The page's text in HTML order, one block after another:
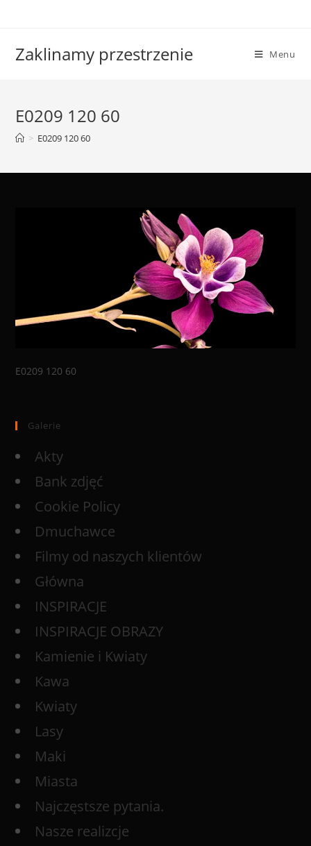
Zaklinamy przestrzenie Menu
E0209 120 60
> E0209 120 60
E0209 120 60
Galerie
Akty
Bank zdjęć
Cookie Policy
Dmuchawce
Filmy od naszych klientów
Główna
INSPIRACJE
INSPIRACJE OBRAZY
Kamienie i Kwiaty
Kawa
Kwiaty
Lasy
Maki
Miasta
Najczęstsze pytania.
Nasze realizcje